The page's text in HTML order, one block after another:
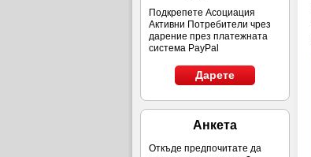
Подкрепете Асоциация
Активни Потребители чрез
дарение през платежната
система PayPal
Дарете
Анкета
Откъде предпочитате да